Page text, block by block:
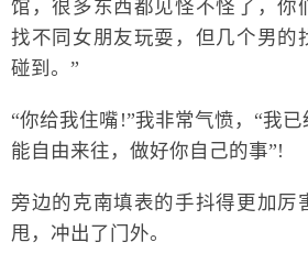
馆，很多东西都见怪不怪了，你
找不同女朋友玩耍，但几个男的
碰到。”
“你给我住嘴!”我非常气愤，“我
能自由来往，做好你自己的事”!
旁边的克南填表的手抖得更加厉
甩，冲出了门外。